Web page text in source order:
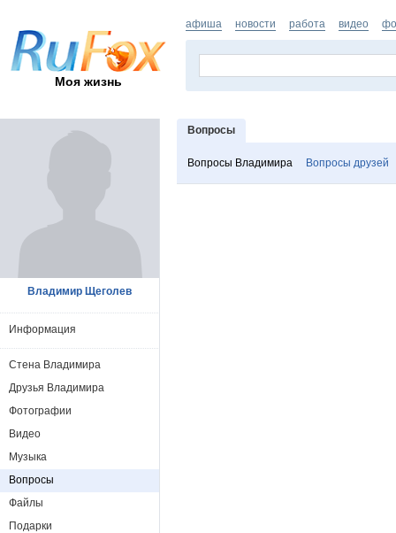
Моя жизнь
афиша новости работа видео
Вопросы
Вопросы Владимира Вопросы друзей
Владимир Щеголев
Информация
Стена Владимира
Друзья Владимира
Фотографии
Видео
Музыка
Вопросы
Файлы
Подарки